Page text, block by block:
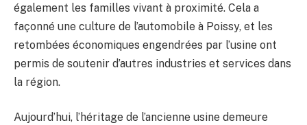
également les familles vivant à proximité. Cela a
façonné une culture de l’automobile à Poissy, et les
retombées économiques engendrées par l’usine ont
permis de soutenir d’autres industries et services dans
la région.
Aujourd’hui, l’héritage de l’ancienne usine demeure